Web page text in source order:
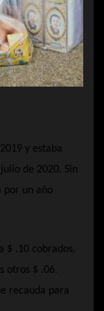
y estaba
de 2020. Sin
por un año
$ .10 cobrados,
otros $ .06.
recauda para